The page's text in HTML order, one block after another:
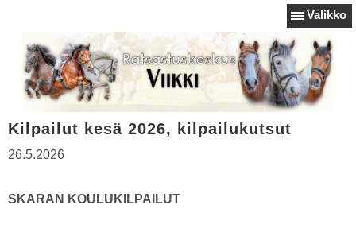
Valikko
Kilpailut kesä 2026, kilpailukutsut
26.5.2026
SKARAN KOULUKILPAILUT